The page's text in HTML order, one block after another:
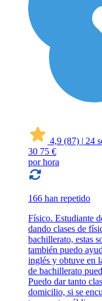
4,9 (87) | 24
30 75 €
por hora
166 han repetido
Físico. Estudiante
dando clases de
bachillerato, estas
también puedo
inglés y obtuve en
de bachillerato
Puedo dar tanto
domicilio, si se